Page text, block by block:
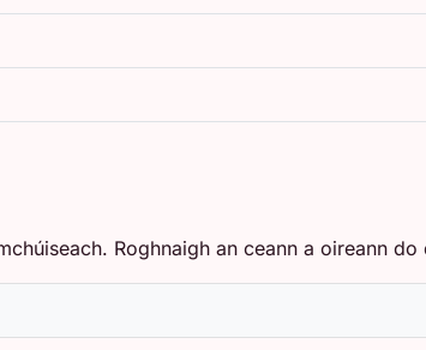
Roghnaigh an ceann a oireann